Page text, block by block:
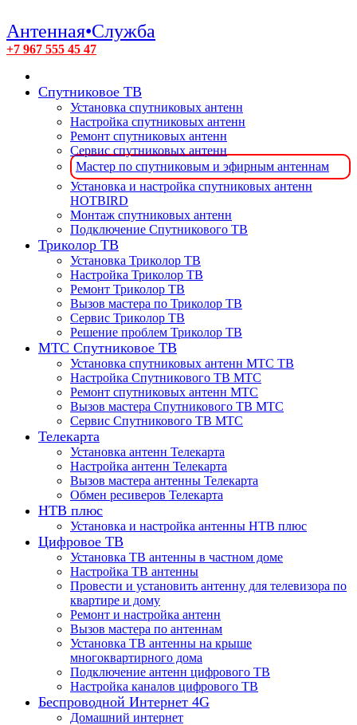
Антенная•Служба
+7 967 555 45 47
Спутниковое ТВ
Установка спутниковых антенн
Настройка спутниковых антенн
Ремонт спутниковых антенн
Сервис спутниковых антенн
Мастер по спутниковым и эфирным антеннам
Установка и настройка спутниковых антенн
HOTBIRD
Монтаж спутниковых антенн
Подключение Спутникового ТВ
Триколор ТВ
Установка Триколор ТВ
Настройка Триколор ТВ
Ремонт Триколор ТВ
Вызов мастера по Триколор ТВ
Сервис Триколор ТВ
Решение проблем Триколор ТВ
МТС Спутниковое ТВ
Установка спутниковых антенн МТС ТВ
Настройка Спутникового ТВ МТС
Ремонт спутниковых антенн МТС
Вызов мастера Спутникового ТВ МТС
Сервис Спутникового ТВ МТС
Телекарта
Установка антенн Телекарта
Настройка антенн Телекарта
Вызов мастера антенны Телекарта
Обмен ресиверов Телекарта
НТВ плюс
Установка и настройка антенны НТВ плюс
Цифровое ТВ
Установка ТВ антенны в частном доме
Настройка ТВ антенны
Провести и установить антенну для телевизора по
квартире и дому
Ремонт и настройка антенн
Вызов мастера по антеннам
Установка ТВ антенны на крыше
многоквартирного дома
Подключение антенн цифрового ТВ
Настройка каналов цифрового ТВ
Беспроводной Интернет 4G
Домашний интернет